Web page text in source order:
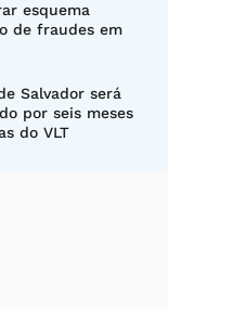
esquema
de fraudes em
Salvador será
por seis meses
do VLT